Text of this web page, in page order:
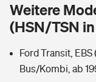
Hochwasser-
Sie haben Fragen?
Private
Zur Übersicht
Rentenrechner:
Weitere
(HSN/TSN
Ford Transit, EBS
Bus/Kombi, ab